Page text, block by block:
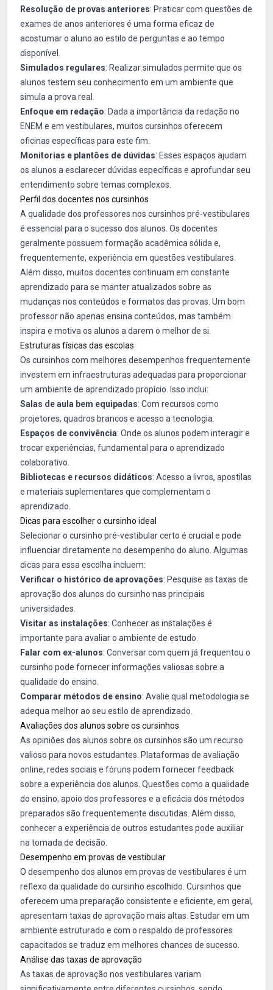
Resolução de provas anteriores: Praticar com questões de
exames de anos anteriores é uma forma eficaz de
acostumar o aluno ao estilo de perguntas e ao tempo
disponível.
Simulados regulares: Realizar simulados permite que os
alunos testem seu conhecimento em um ambiente que
simula a prova real.
Enfoque em redação: Dada a importância da redação no
ENEM e em vestibulares, muitos cursinhos oferecem
oficinas específicas para este fim.
Monitorias e plantões de dúvidas: Esses espaços ajudam
os alunos a esclarecer dúvidas específicas e aprofundar seu
entendimento sobre temas complexos.
Perfil dos docentes nos cursinhos
A qualidade dos professores nos cursinhos pré-vestibulares
é essencial para o sucesso dos alunos. Os docentes
geralmente possuem formação acadêmica sólida e,
frequentemente, experiência em questões vestibulares.
Além disso, muitos docentes continuam em constante
aprendizado para se manter atualizados sobre as
mudanças nos conteúdos e formatos das provas. Um bom
professor não apenas ensina conteúdos, mas também
inspira e motiva os alunos a darem o melhor de si.
Estruturas físicas das escolas
Os cursinhos com melhores desempenhos frequentemente
investem em infraestruturas adequadas para proporcionar
um ambiente de aprendizado propício. Isso inclui:
Salas de aula bem equipadas: Com recursos como
projetores, quadros brancos e acesso a tecnologia.
Espaços de convivência: Onde os alunos podem interagir e
trocar experiências, fundamental para o aprendizado
colaborativo.
Bibliotecas e recursos didáticos: Acesso a livros, apostilas
e materiais suplementares que complementam o
aprendizado.
Dicas para escolher o cursinho ideal
Selecionar o cursinho pré-vestibular certo é crucial e pode
influenciar diretamente no desempenho do aluno. Algumas
dicas para essa escolha incluem:
Verificar o histórico de aprovações: Pesquise as taxas de
aprovação dos alunos do cursinho nas principais
universidades.
Visitar as instalações: Conhecer as instalações é
importante para avaliar o ambiente de estudo.
Falar com ex-alunos: Conversar com quem já frequentou o
cursinho pode fornecer informações valiosas sobre a
qualidade do ensino.
Comparar métodos de ensino: Avalie qual metodologia se
adequa melhor ao seu estilo de aprendizado.
Avaliações dos alunos sobre os cursinhos
As opiniões dos alunos sobre os cursinhos são um recurso
valioso para novos estudantes. Plataformas de avaliação
online, redes sociais e fóruns podem fornecer feedback
sobre a experiência dos alunos. Questões como a qualidade
do ensino, apoio dos professores e a eficácia dos métodos
preparados são frequentemente discutidas. Além disso,
conhecer a experiência de outros estudantes pode auxiliar
na tomada de decisão.
Desempenho em provas de vestibular
O desempenho dos alunos em provas de vestibulares é um
reflexo da qualidade do cursinho escolhido. Cursinhos que
oferecem uma preparação consistente e eficiente, em geral,
apresentam taxas de aprovação mais altas. Estudar em um
ambiente estruturado e com o respaldo de professores
capacitados se traduz em melhores chances de sucesso.
Análise das taxas de aprovação
As taxas de aprovação nos vestibulares variam